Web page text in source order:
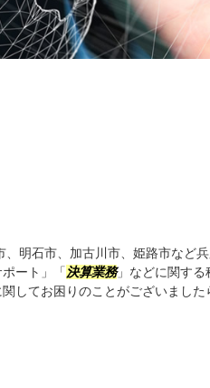
、明石市、加古川市、姫路市など
ート」「 決算業務」などに関する
してお困りのことがございました